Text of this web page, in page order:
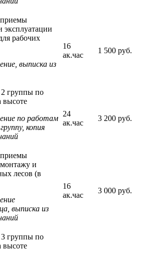
эксплуатации
рабочих
выписка из
16
ак.час
1 500 руб.
2 группы по
высоте
по работам
копия
24
ак.час
3 200 руб.
и
лесов (в
выписка из
16
ак.час
3 000 руб.
3 группы по
высоте